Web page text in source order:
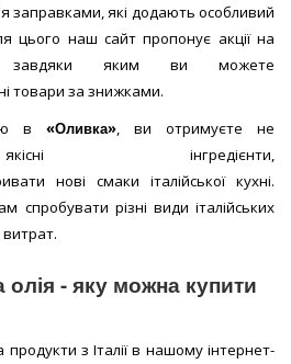
заправками, які додають особливий
цього наш сайт пропонує акції на
завдяки яким ви можете
товари за знижками.
в «Оливка» , ви отримуєте не
інгредієнти,
нові смаки італійської кухні.
спробувати різні види італійських
- яку можна купити
продукти з Італії в нашому інтернет-